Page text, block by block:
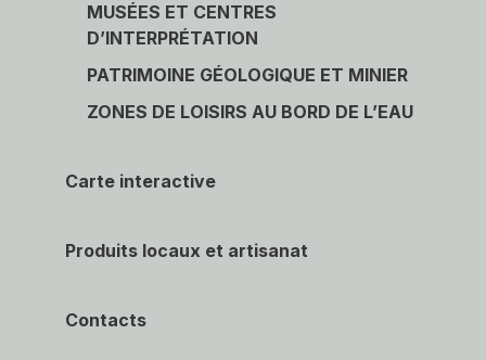
MUSÉES ET CENTRES
D’INTERPRÉTATION
PATRIMOINE GÉOLOGIQUE ET MINIER
ZONES DE LOISIRS AU BORD DE L’EAU
Carte interactive
Produits locaux et artisanat
Contacts